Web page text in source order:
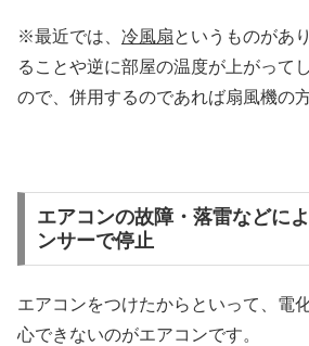
※最近では、 冷風扇というものがあ
ることや逆に部屋の温度が上がって
ので、併用するのであれば扇風機の
エアコンの故障・落雷などに
ンサーで停止
エアコンをつけたからといって、電
心できないのがエアコンです。